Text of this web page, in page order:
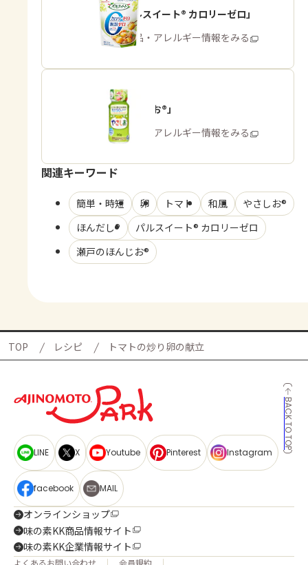
「パルスイート® カロリーゼロ」
商品・アレルギー情報をみる
「やさしお®」
商品・アレルギー情報をみる
関連キーワード
簡単・時短 卵 トマト 和風
やさしお®
ほんだし®
パルスイート® カロリーゼロ
瀬戸のほんじお®
TOP レシピ トマトの炒り卵の献立
BACK TO TOP
LINE X Youtube Pinterest Instagram
facebook MAIL
オンラインショップ
味の素KK商品情報サイト
味の素KK企業情報サイト
よくあるお問い合わせ 会員規約